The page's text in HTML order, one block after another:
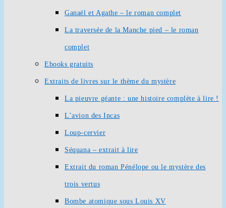
Ganaël et Agathe – le roman complet
La traversée de la Manche pied – le roman
complet
Ebooks gratuits
Extraits de livres sur le thème du mystère
La pieuvre géante : une histoire complète à lire !
L’avion des Incas
Loup-cervier
Séquana – extrait à lire
Extrait du roman Pénélope ou le mystère des
trois vertus
Bombe atomique sous Louis XV